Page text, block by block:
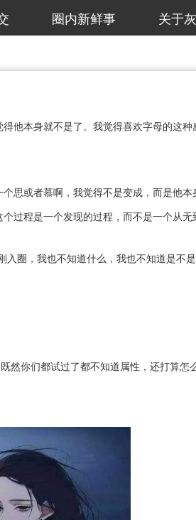
圈内新鲜事 关于
他本身就不是了。我觉得喜欢字母的这
思或者慕啊，我觉得不是变成，而是他
过程是一个发现的过程，而不是一个从无
圈，我也不知道什么，我也不知道是不
然你们都试过了都不知道属性，还打算怎